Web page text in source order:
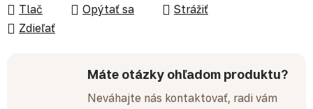
Tlač Opýtať sa
Strážiť
Zdieľať
Máte otázky ohľadom produktu?
Neváhajte nás kontaktovať, radi vám